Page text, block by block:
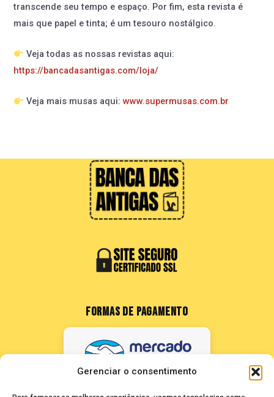
Gerenciar o consentimento
transcende seu tempo e espaço. Por fim, esta revista é
mais que papel e tinta; é um tesouro nostálgico.
Veja todas as nossas revistas aqui:
https://bancadasantigas.com/loja/
Veja mais musas aqui:www.supermusas.com.br
FORMAS DE PAGAMENTO